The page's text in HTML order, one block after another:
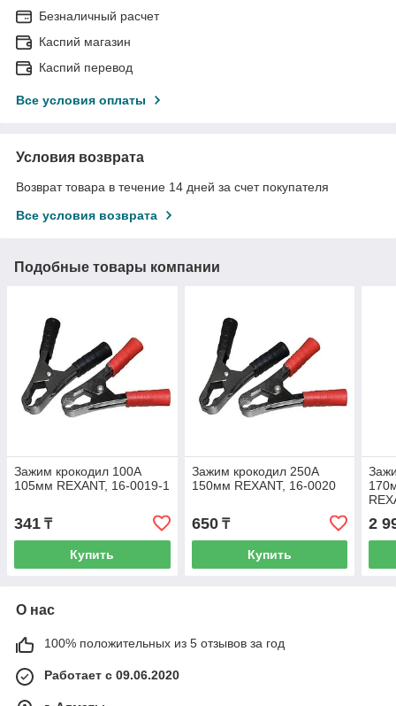
Безналичный расчет
Каспий магазин
Каспий перевод
Все условия оплаты
Условия возврата
Возврат товара в течение 14 дней за счет покупателя
Все условия возврата
Подобные товары компании
Зажим крокодил 100А
105мм REXANT, 16-0019-1
341 ₸
Купить
Зажим крокодил 250А
150мм REXANT, 16-0020
650₸
Купить
2
О нас
100% положительных из 5 отзывов за год
Работает с 09.06.2020